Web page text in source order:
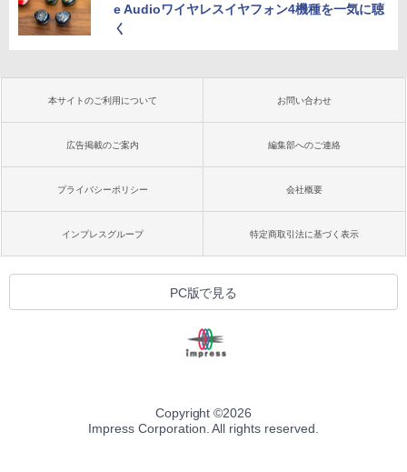
e Audioワイヤレスイヤフォン4機種を一気に聴
く
本サイトのご利用について お問い合わせ
広告掲載のご案内 編集部へのご連絡
プライバシーポリシー 会社概要
インプレスグループ 特定商取引法に基づく表示
PC版で見る
Copyright ©2026
Impress Corporation. All rights reserved.